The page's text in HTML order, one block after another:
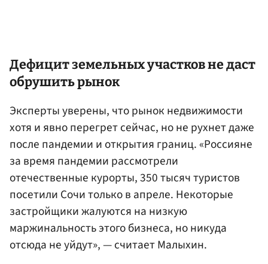
Дефицит земельных участков не даст
обрушить рынок
Эксперты уверены, что рынок недвижимости
хотя и явно перегрет сейчас, но не рухнет даже
после пандемии и открытия границ. «Россияне
за время пандемии рассмотрели
отечественные курорты, 350 тысяч туристов
посетили Сочи только в апреле. Некоторые
застройщики жалуются на низкую
маржинальность этого бизнеса, но никуда
отсюда не уйдут», — считает Малыхин.